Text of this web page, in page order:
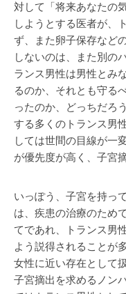
対して「将来あなたの
しようとする医者が、
ず、また卵子保存など
しないのは、また別の
ランス男性は男性とみ
るのか、それとも守る
ったのか、どっちだろ
する多くのトランス男
しては世間の目線が一
が優先度が高く、子宮
いっぽう、子宮を持っ
は、疾患の治療のため
てであれ、トランス男
よう説得されることが
女性に近い存在として
子宮摘出を求めるノン